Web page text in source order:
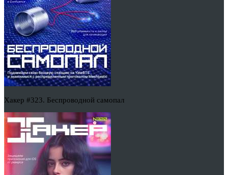
Хакер #323. Беспроводной самопал